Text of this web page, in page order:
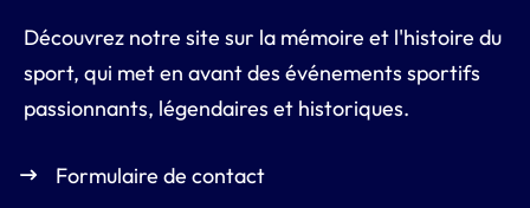
Découvrez notre site sur la mémoire et l'histoire du
sport, qui met en avant des événements sportifs
passionnants, légendaires et historiques.
Formulaire de contact